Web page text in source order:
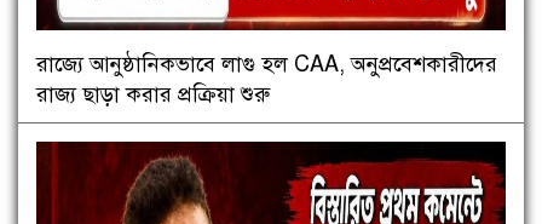
রাজ্যে আনুষ্ঠানিকভাবে লাগু হল CAA, অনুপ্রবেশকারীদের
রাজ্য ছাড়া করার প্রক্রিয়া শুরু